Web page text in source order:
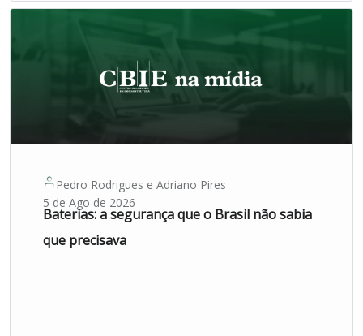
Pedro Rodrigues e Adriano Pires
5 de Ago de 2026
Baterias: a segurança que o Brasil não sabia
que precisava